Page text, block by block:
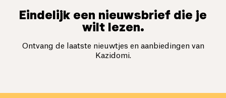
Eindelijk een nieuwsbrief die je
wilt lezen.
Ontvang de laatste nieuwtjes en aanbiedingen van
Kazidomi.